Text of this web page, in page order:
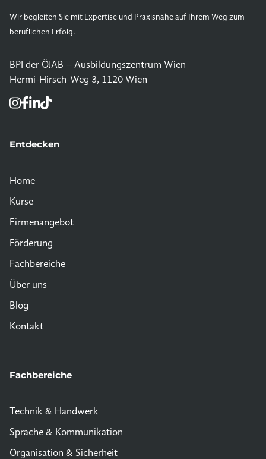
Wir begleiten Sie mit Expertise und Praxisnähe auf Ihrem Weg zum
beruflichen Erfolg.
BPI der ÖJAB – Ausbildungszentrum Wien
Hermi-Hirsch-Weg 3, 1120 Wien
Entdecken
Home
Kurse
Firmenangebot
Förderung
Fachbereiche
Über uns
Blog
Kontakt
Fachbereiche
Technik & Handwerk
Sprache & Kommunikation
Organisation & Sicherheit